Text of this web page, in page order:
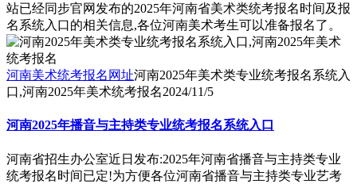
站已经同步官网发布的2025年河南省美术类统考报名时间及报
名系统入口的相关信息,各位河南美术考生可以准备报名了。
河南美术统考报名网址河南2025年美术类专业统考报名系统入
口,河南2025年美术统考报名2024/11/5
河南2025年播音与主持类专业统考报名系统入口
河南省招生办公室近日发布:2025年河南省播音与主持类专业
统考报名时间已定!为方便各位河南省播音与主持类专业艺考